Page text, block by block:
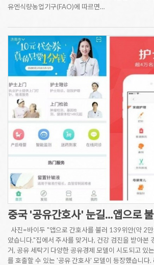
유엔식량농업기구(FAO)에 따르면…
중국 '공유간호사' 눈길…앱으로
사진=바이두 "앱으로 간호사를 불러 139위안(약 2
았습니다."집에서 주사를 맞거나, 건강 검진을 받아본
거, 공유 세탁기 다양한 공유경제 모델이 시도되고 있
를 호출할 수 있는 '공유 간호사' 모델이 등장했습니다.